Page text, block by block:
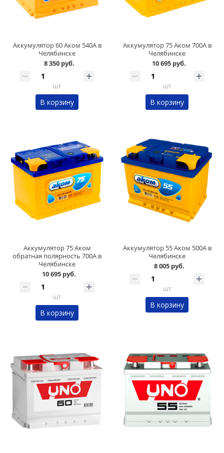
Аккумулятор 60 Аком 540А в
Челябинске
8 350 руб.
шт
В корзину
Аккумулятор 75 Аком 700А в
Челябинске
10 695 руб.
шт
В корзину
Аккумулятор 75 Аком
обратная полярность 700А в
Челябинске
10 695 руб.
шт
В корзину
Аккумулятор 55 Аком 500А в
Челябинске
8 005 руб.
шт
В корзину